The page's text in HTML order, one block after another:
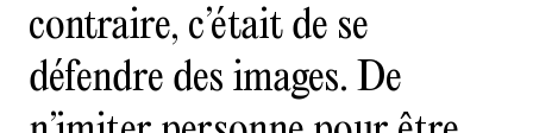
contraire, c’était de se
défendre des images. De